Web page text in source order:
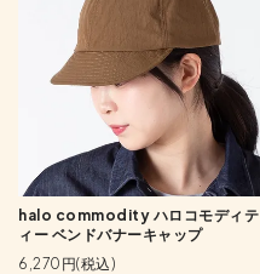
halo commodity ハロコモディテ
ィー ベンドバナーキャップ
6,270円(税込)